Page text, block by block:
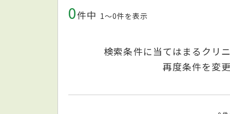
0件中 1〜0件を表示
検索条件に当てはまるクリ
再度条件を変